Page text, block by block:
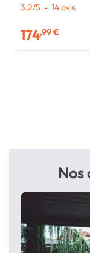
toile gris anthracite
3.2/5 - 14avis
174,99 €
Nos